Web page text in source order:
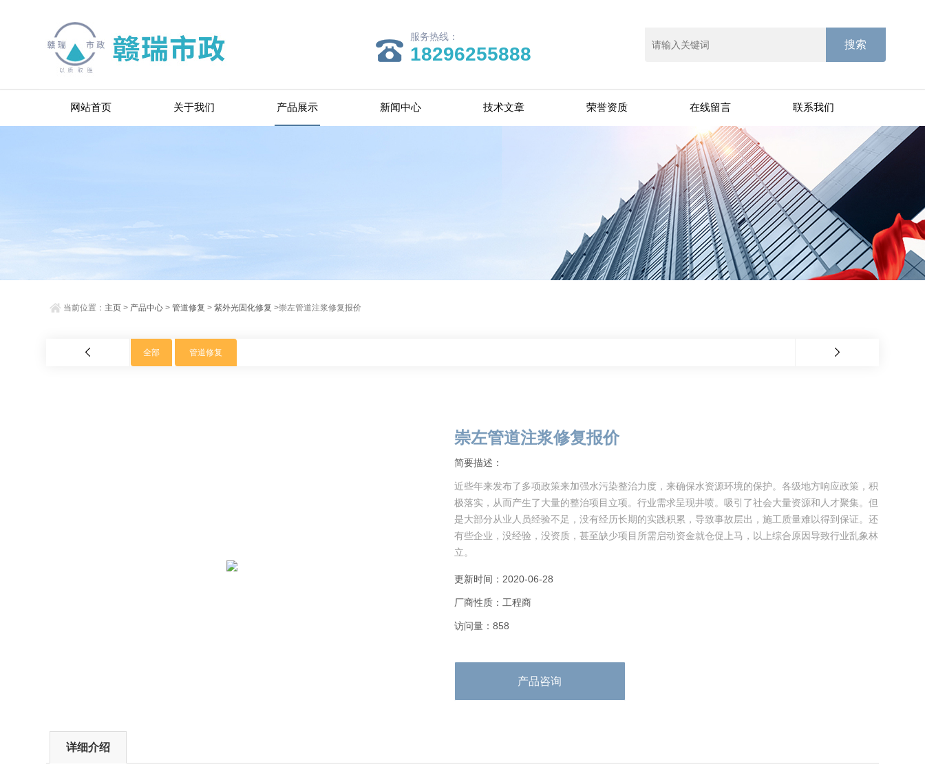
服务热线：
18296255888
网站首页 关于我们 产品展示 新闻中心 技术文章 荣誉资质 在线留言 联系我们
当前位置： 主页 > 产品中心 >管道修复 >紫外光固化修复 >崇左管道注浆修复报价
全部 管道修复
崇左管道注浆修复报价
简要描述：
近些年来发布了多项政策来加强水污染整治力度，来确保水资源环境的保护。各级地方响应政策，积
极落实，从而产生了大量的整治项目立项。行业需求呈现井喷。吸引了社会大量资源和人才聚集。但
是大部分从业人员经验不足，没有经历长期的实践积累，导致事故层出，施工质量难以得到保证。还
有些企业，没经验，没资质，甚至缺少项目所需启动资金就仓促上马，以上综合原因导致行业乱象林
立。
更新时间：2020-06-28
厂商性质：工程商
访问量：858
产品咨询
详细介绍